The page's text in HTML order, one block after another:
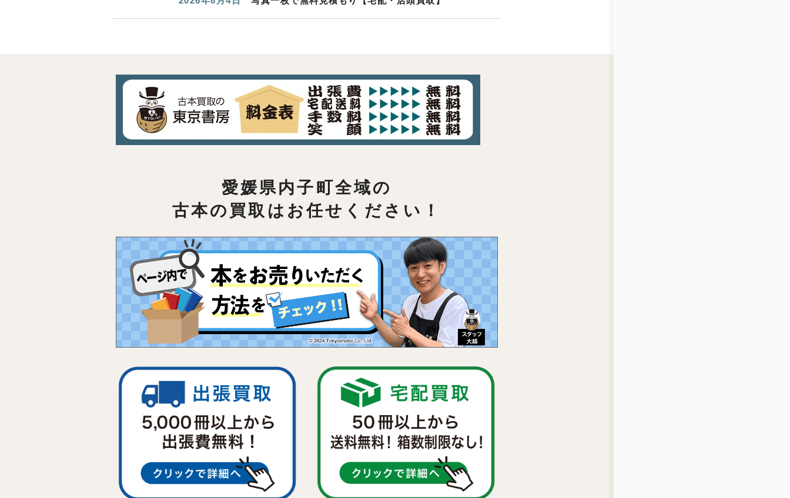
愛媛県内子町全域の
古本の買取はお任せください！